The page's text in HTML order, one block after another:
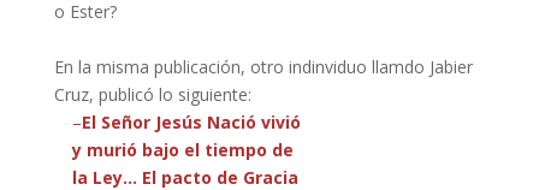
o Ester?
En la misma publicación, otro indinviduo llamdo Jabier
Cruz, publicó lo siguiente:
–El Señor Jesús Nació vivió
y murió bajo el tiempo de
la Ley… El pacto de Gracia